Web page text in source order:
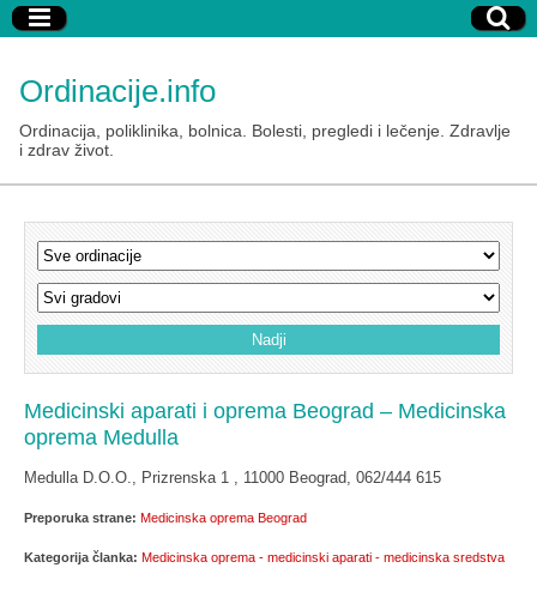
Ordinacije.info
Ordinacija, poliklinika, bolnica. Bolesti, pregledi i lečenje. Zdravlje
i zdrav život.
Medicinski aparati i oprema Beograd – Medicinska
oprema Medulla
Medulla D.O.O., Prizrenska 1 , 11000 Beograd, 062/444 615
Preporuka strane: Medicinska oprema Beograd
Kategorija članka: Medicinska oprema - medicinski aparati - medicinska sredstva